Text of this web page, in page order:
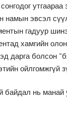
утгаараа
намын эвсэл
гадуур
хамгийн
дарга болсон
ойлгомжгүй
байдал нь манай